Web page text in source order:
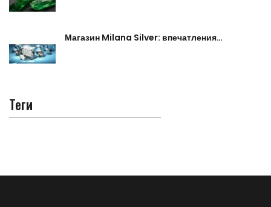
Магазин Milana Silver: впечатления…
Теги